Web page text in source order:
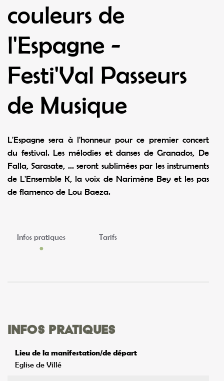
couleurs de
l'Espagne -
Festi'Val Passeurs
de Musique
L'Espagne sera à l'honneur pour ce premier concert
du festival. Les mélodies et danses de Granados, De
Falla, Sarasate, ... seront sublimées par les instruments
de L'Ensemble K, la voix de Narimène Bey et les pas
de flamenco de Lou Baeza.
Infos pratiques Tarifs
Infos pratiques
Lieu de la manifestation/de départ
Eglise de Villé